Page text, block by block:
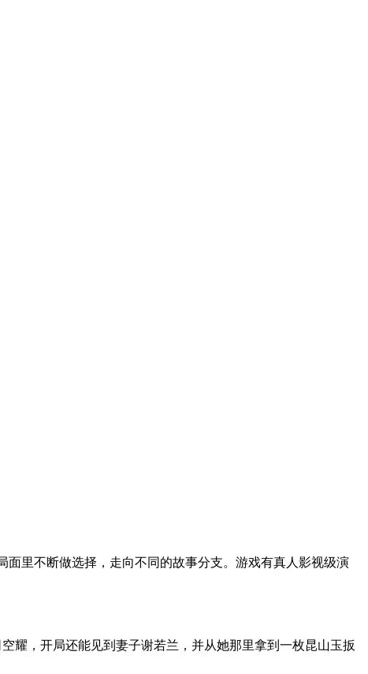
里不断做选择，走向不同的故事分支。游戏有真人影视级演
耀，开局还能见到妻子谢若兰，并从她那里拿到一枚昆山玉扳